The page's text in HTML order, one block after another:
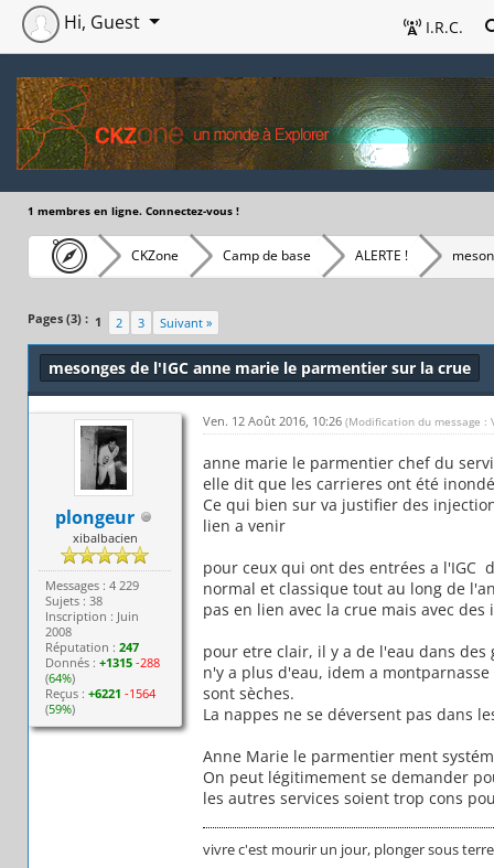
I.R.C.
Hi, Guest
1 membres en ligne. Connectez-vous !
CKZone Camp de base ALERTE !
Pages (3) : 1 2 3 Suivant »
mesonges de l'IGC anne marie le parmentier sur la crue
plongeur
xibalbacien
Messages : 4 229
Sujets : 38
Inscription : Juin
2008
Réputation :247
Donnés :+1315 -288
(64%)
Reçus :+6221 -1564
(59%)
Ven. 12 Août 2016, 10:26 (Modification du message :
anne marie le parmentier chef du
elle dit que les carrieres ont été
Ce qui bien sur va justifier des
lien a venir
pour ceux qui ont des entrées a l'IGC
normal et classique tout au long de
pas en lien avec la crue mais avec
pour etre clair, il y a de l'eau dans
n'y a plus d'eau, idem a
sont sèches.
La nappes ne se déversent pas dans
Anne Marie le parmentier ment
On peut légitimement se demander
les autres services soient trop cons
vivre c'est mourir un jour, plonger sous